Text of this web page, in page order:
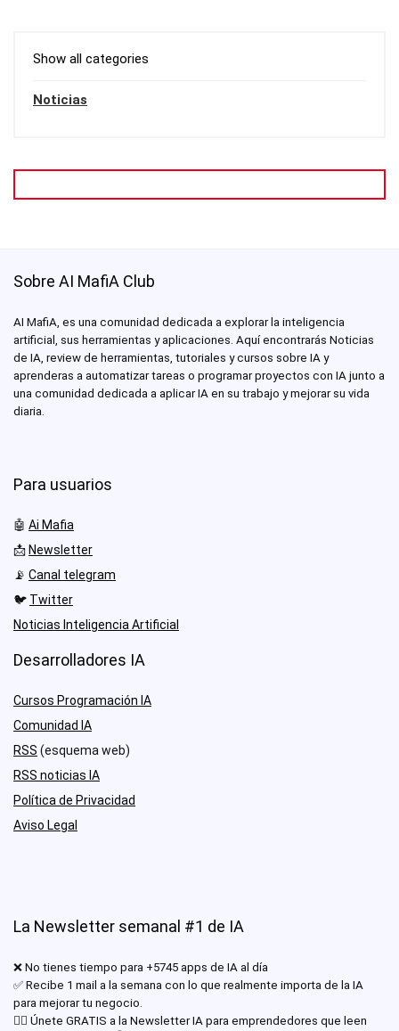
Show all categories
Noticias
Sobre AI MafiA Club
AI MafiA, es una comunidad dedicada a explorar la inteligencia
artificial, sus herramientas y aplicaciones. Aquí encontrarás Noticias
de IA, review de herramientas, tutoriales y cursos sobre IA y
aprenderas a automatizar tareas o programar proyectos con IA junto a
una comunidad dedicada a aplicar IA en su trabajo y mejorar su vida
diaria.
Para usuarios
🤖 Ai Mafia
📩 Newsletter
📡 Canal telegram
🐦 Twitter
Noticias Inteligencia Artificial
Desarrolladores IA
Cursos Programación IA
Comunidad IA
RSS (esquema web)
RSS noticias IA
Política de Privacidad
Aviso Legal
La Newsletter semanal #1 de IA
❌ No tienes tiempo para +5745 apps de IA al día
✅ Recibe 1 mail a la semana con lo que realmente importa de la IA
para mejorar tu negocio.
✊🏾 Únete GRATIS a la Newsletter IA para emprendedores que leen